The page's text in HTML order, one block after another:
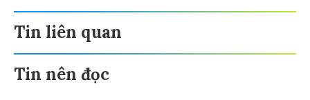
Tin liên quan
Tin nên đọc